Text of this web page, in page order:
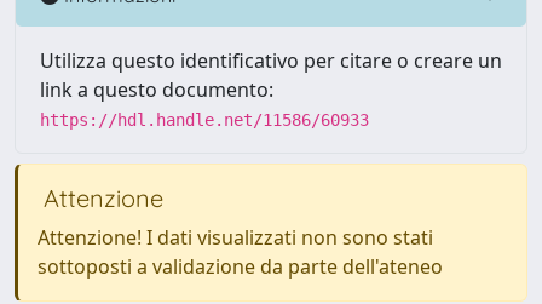
Utilizza questo identificativo per citare o creare un
link a questo documento:
https://hdl.handle.net/11586/60933
Attenzione
Attenzione! I dati visualizzati non sono stati
sottoposti a validazione da parte dell'ateneo